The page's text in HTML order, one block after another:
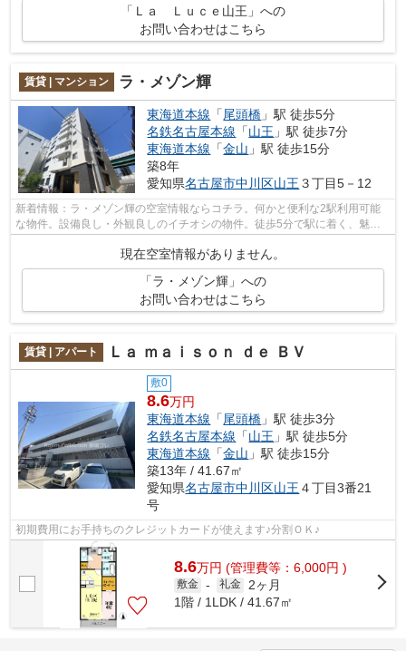
「Ｌａ Ｌｕｃｅ山王」への
お問い合わせはこちら
賃貸 | マンション ラ・メゾン輝
東海道本線 「尾頭橋 」駅 徒歩5分
名鉄名古屋本線 「山王 」駅 徒歩7分
東海道本線 「金山 」駅 徒歩15分
築8年
愛知県名古屋市中川区山王 ３丁目5－12
新着情報：ラ・メゾン輝の空室情報ならコチラ。何かと便利な2駅利用可能
な物件。設備良し・外観良しのイチオシの物件。徒歩5分で駅に着く、魅力
的な物件となっており、好評です。より...
現在空室情報がありません。
「ラ・メゾン輝」への
お問い合わせはこちら
賃貸 | アパート Ｌａ ｍａｉｓｏｎ ｄｅ ＢＶ
敷0
8.6万円
東海道本線 「尾頭橋 」駅 徒歩3分
名鉄名古屋本線 「山王 」駅 徒歩5分
東海道本線 「金山 」駅 徒歩15分
築13年 / 41.67㎡
愛知県名古屋市中川区山王 ４丁目3番21
号
初期費用にお手持ちのクレジットカードが使えます♪分割ＯＫ♪
8.6万円 (管理費等：6,000円 )
敷金 - 礼金
2ヶ月
1階 / 1LDK / 41.67㎡